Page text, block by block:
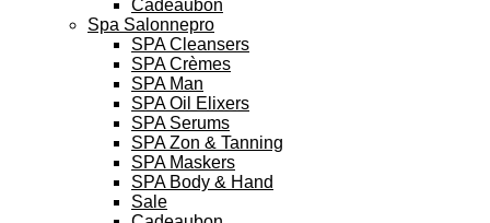
Cadeaubon
Spa Salonnepro
SPA Cleansers
SPA Crèmes
SPA Man
SPA Oil Elixers
SPA Serums
SPA Zon & Tanning
SPA Maskers
SPA Body & Hand
Sale